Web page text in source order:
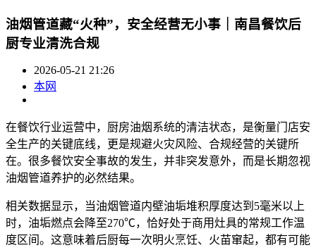
油烟管道藏“火种”，安全经营无小事｜南昌餐饮后
厨专业清洗合规
2026-05-21 21:26
本网
在餐饮行业运营中，厨房油烟系统的清洁状态，是衡量门店安
全生产的关键底线，更是规避火灾风险、合规经营的关键所
在。很多餐饮安全事故的发生，并非突发意外，而是长期忽视
油烟管道养护的必然结果。
相关数据显示，当油烟管道内壁油垢堆积厚度达到5毫米以上
时，油垢燃点会降至270℃，恰好处于商用灶具的常规工作温
度区间。这意味着后厨每一次明火烹饪、火苗窜起，都有可能